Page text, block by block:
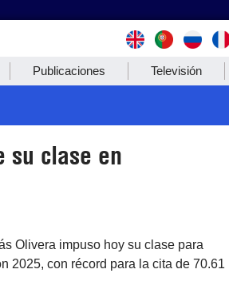
Publicaciones Televisión
su clase en
Olivera impuso hoy su clase para
2025, con récord para la cita de 70.61